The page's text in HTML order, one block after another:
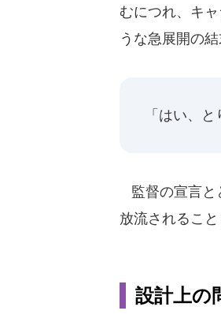
むにつれ、キ
うな急展開の
「はい、
監督の宣言と
放流されるこ
設計上の